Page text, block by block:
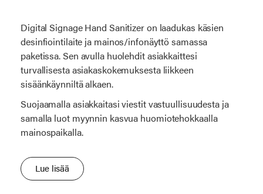
Digital Signage Hand Sanitizer on laadukas käsien
desinfiointilaite ja mainos/infonäyttö samassa
paketissa. Sen avulla huolehdit asiakkaittesi
turvallisesta asiakaskokemuksesta liikkeen
sisäänkäynniltä alkaen.
Suojaamalla asiakkaitasi viestit vastuullisuudesta ja
samalla luot myynnin kasvua huomiotehokkaalla
mainospaikalla.
Lue lisää